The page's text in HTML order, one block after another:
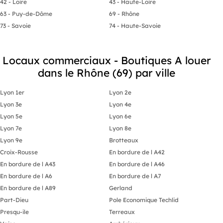
42 - Loire
43 - Haute-Loire
63 - Puy-de-Dôme
69 - Rhône
73 - Savoie
74 - Haute-Savoie
Locaux commerciaux - Boutiques A louer
dans le Rhône (69) par ville
Lyon 1er
Lyon 2e
Lyon 3e
Lyon 4e
Lyon 5e
Lyon 6e
Lyon 7e
Lyon 8e
Lyon 9e
Brotteaux
Croix-Rousse
En bordure de l A42
En bordure de l A43
En bordure de l A46
En bordure de l A6
En bordure de l A7
En bordure de l A89
Gerland
Part-Dieu
Pole Economique Techlid
Presqu-ile
Terreaux